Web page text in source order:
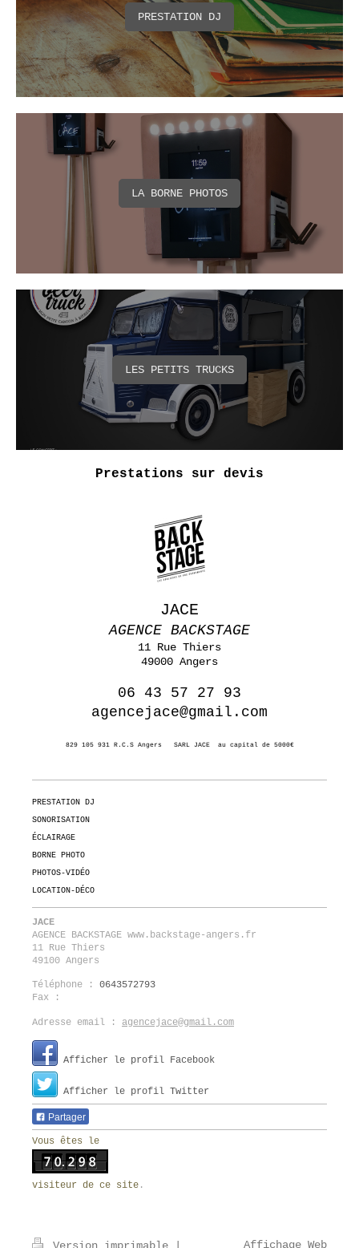
PRESTATION DJ
LA BORNE PHOTOS
LES PETITS TRUCKS
Prestations sur devis
JACE
AGENCE BACKSTAGE
11 Rue Thiers
49000 Angers
06 43 57 27 93
agencejace@gmail.com
829 105 931 R.C.S Angers SARL JACE au capital de 5000€
PRESTATION DJ
SONORISATION
ÉCLAIRAGE
BORNE PHOTO
PHOTOS-VIDÉO
LOCATION-DÉCO
JACE
AGENCE BACKSTAGE www.backstage-angers.fr
11 Rue Thiers
49100 Angers
Téléphone : 0643572793
Fax :
Adresse email : agencejace@gmail.com
Afficher le profil Facebook
Afficher le profil Twitter
Partager
Vous êtes le
visiteur de ce site .
Affichage Web